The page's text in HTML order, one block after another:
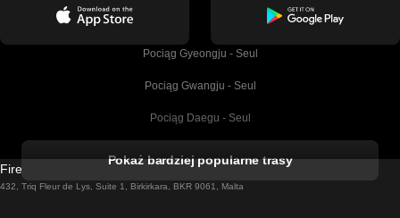
Pociąg Gyeongju - Seul
Pociąg Gwangju - Seul
Pociąg Daegu - Seul
Pociąg Dublin - Galway
Pokaż bardziej popularne trasy
Firebird GT Limited (OC 1451)
432, Triq Fleur de Lys, Suite 1, Birkirkara, BKR 9061, Malta